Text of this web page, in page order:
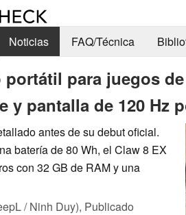
Noticias FAQ/Técnica
portátil para juegos
y pantalla de 120 Hz
antes de su debut oficial.
batería de 80 Wh, el Claw 8 EX
con 32 GB de RAM y una
/ Ninh Duy), Publicado